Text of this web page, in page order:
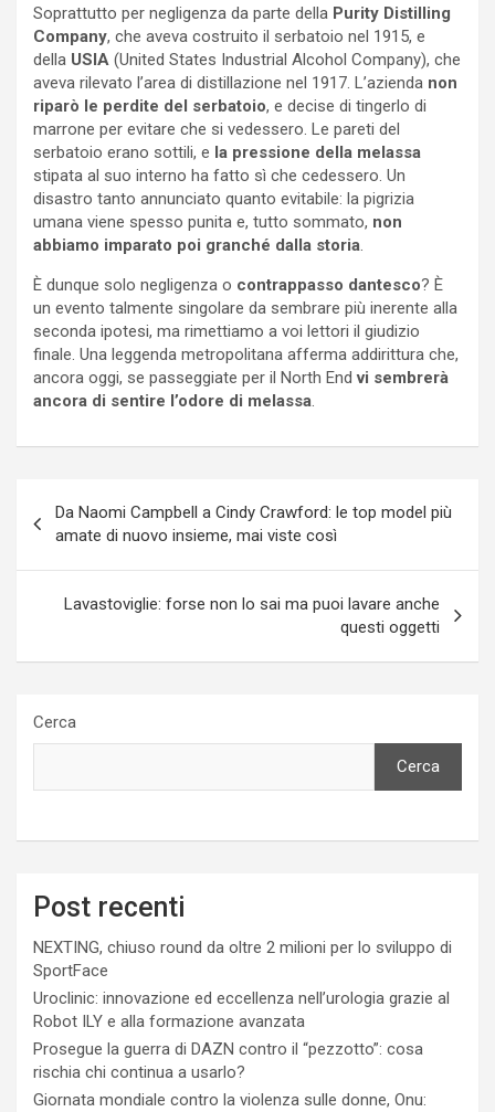
Soprattutto per negligenza da parte della Purity Distilling
Company, che aveva costruito il serbatoio nel 1915, e
della USIA (United States Industrial Alcohol Company), che
aveva rilevato l’area di distillazione nel 1917. L’azienda non
riparò le perdite del serbatoio, e decise di tingerlo di
marrone per evitare che si vedessero. Le pareti del
serbatoio erano sottili, e la pressione della melassa
stipata al suo interno ha fatto sì che cedessero. Un
disastro tanto annunciato quanto evitabile: la pigrizia
umana viene spesso punita e, tutto sommato, non
abbiamo imparato poi granché dalla storia.
È dunque solo negligenza o contrappasso dantesco? È
un evento talmente singolare da sembrare più inerente alla
seconda ipotesi, ma rimettiamo a voi lettori il giudizio
finale. Una leggenda metropolitana afferma addirittura che,
ancora oggi, se passeggiate per il North Endvi sembrerà
ancora di sentire l’odore di melassa.
articoli
Da Naomi Campbell a Cindy Crawford: le top model più
amate di nuovo insieme, mai viste così
Lavastoviglie: forse non lo sai ma puoi lavare anche
questi oggetti
Cerca
Cerca
Post recenti
NEXTING, chiuso round da oltre 2 milioni per lo sviluppo di
SportFace
Uroclinic: innovazione ed eccellenza nell’urologia grazie al
Robot ILY e alla formazione avanzata
Prosegue la guerra di DAZN contro il “pezzotto”: cosa
rischia chi continua a usarlo?
Giornata mondiale contro la violenza sulle donne, Onu: